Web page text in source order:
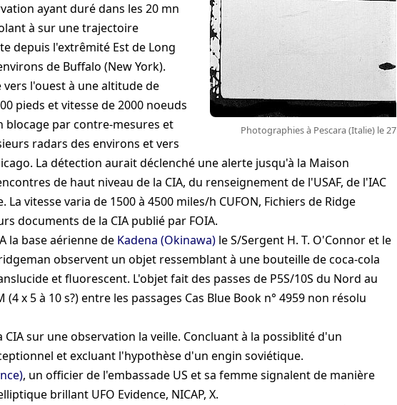
Photographies à Pescara (Italie) le 27
ayant duré dans les 20 mn
à sur une trajectoire
depuis l'extrêmité Est de Long
de Buffalo (New York).
vers l'ouest à une altitude de
pieds et vitesse de 2000 noeuds
blocage par contre-mesures et
radars des environs et vers
La détection aurait déclenché une alerte jusqu'à la Maison
de haut niveau de la CIA, du renseignement de l'USAF, de l'IAC
La vitesse varia de 1500 à 4500 miles/h CUFON, Fichiers de Ridge
documents de la CIA publié par FOIA.
A la base aérienne de Kadena (Okinawa) le S/Sergent H. T. O'Connor et le
observent un objet ressemblant à une bouteille de coca-cola
et fluorescent. L'objet fait des passes de P5S/10S du Nord au
(4 x 5 à 10 s?) entre les passages Cas Blue Book n° 4959 non résolu
CIA sur une observation la veille. Concluant à la possiblité d'un
et excluant l'hypothèse d'un engin soviétique.
, un officier de l'embassade US et sa femme signalent de manière
brillant UFO Evidence, NICAP, X.